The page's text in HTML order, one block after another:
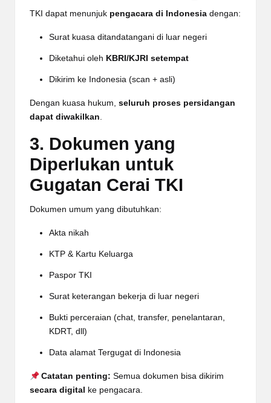
TKI dapat menunjuk pengacara di Indonesia dengan:
Surat kuasa ditandatangani di luar negeri
Diketahui oleh KBRI/KJRI setempat
Dikirim ke Indonesia (scan + asli)
Dengan kuasa hukum, seluruh proses persidangan
dapat diwakilkan.
3. Dokumen yang
Diperlukan untuk
Gugatan Cerai TKI
Dokumen umum yang dibutuhkan:
Akta nikah
KTP & Kartu Keluarga
Paspor TKI
Surat keterangan bekerja di luar negeri
Bukti perceraian (chat, transfer, penelantaran,
KDRT, dll)
Data alamat Tergugat di Indonesia
Catatan penting: Semua dokumen bisa dikirim
secara digital
ke pengacara.